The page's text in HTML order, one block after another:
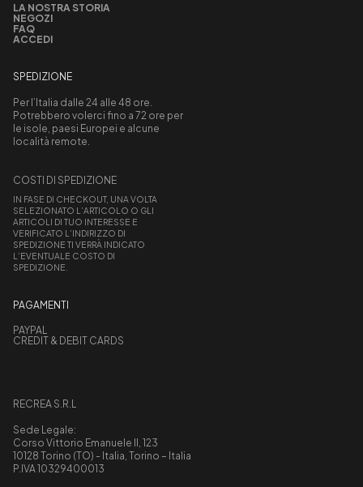
LA NOSTRA STORIA
NEGOZI
FAQ
ACCEDI
SPEDIZIONE
Per l’Italia dalle 24 alle 48 ore.
Potrebbero volerci fino a 72 ore per
le isole, paesi Europei e alcune
località remote.
COSTI DI SPEDIZIONE
IN FASE DI CHECKOUT, UNA VOLTA
SELEZIONATO L’ARTICOLO O GLI
ARTICOLI DI TUO INTERESSE E
VERIFICATO L’INDIRIZZO DI
SPEDIZIONE TI VERRÀ INDICATO
L’EVENTUALE COSTO DI
SPEDIZIONE.
PAGAMENTI
PAYPAL
CREDIT & DEBIT CARDS
RECREA S.R.L
Sede Legale:
Corso Vittorio Emanuele II, 123
10128 Torino (TO) - Italia, Torino – Italia
P.IVA 10329400013